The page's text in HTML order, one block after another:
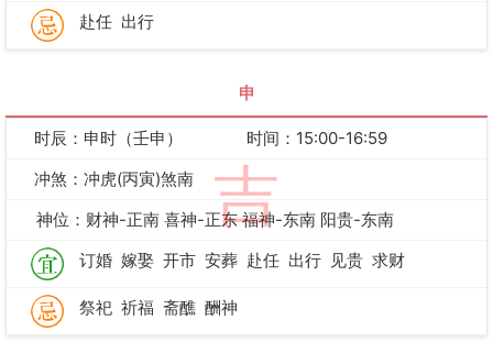
赴任 出行
申
吉
时辰：申时（壬申）
时间：15:00-16:59
冲煞：冲虎(丙寅)煞南
神位：财神-正南 喜神-正东 福神-东南 阳贵-东南
订婚 嫁娶 开市 安葬 赴任 出行 见贵 求财
祭祀 祈福 斋醮 酬神